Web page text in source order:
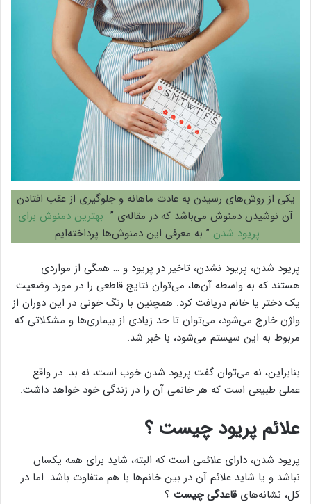
یکی از روش‌های رسیدن به عادت ماهانه و جلوگیری از عقب افتادن
آن نوشیدن دمنوش می‌باشد که در مقاله‌ی ” بهترین دمنوش برای
پریود شدن ” به معرفی این دمنوش‌ها پرداخته‌ایم.
پریود شدن، پریود نشدن، تاخیر در پریود و … همگی از مواردی
هستند که به واسطه آن‌ها، می‌توان نتایج قاطعی را در مورد وضعیت
یک دختر یا خانم دریافت کرد. همچنین با رنگ خونی در این دوران از
واژن خارج می‌شود، می‌توان تا حد زیادی از بیماری‌ها و مشکلاتی که
مربوط به این سیستم می‌شود، با خبر شد.
بنابراین، نه می‌توان گفت پریود شدن خوب است، نه بد. در واقع
عملی طبیعی است که هر خانمی آن را در زندگی خود خواهد داشت.
علائم پریود چیست ؟
پریود شدن، دارای علائمی است که البته، شاید برای همه یکسان
نباشد و یا شاید علائم آن در بین خانم‌ها با هم متفاوت باشد. اما در
کل، نشانه‌هایقاعدگی چیست ؟